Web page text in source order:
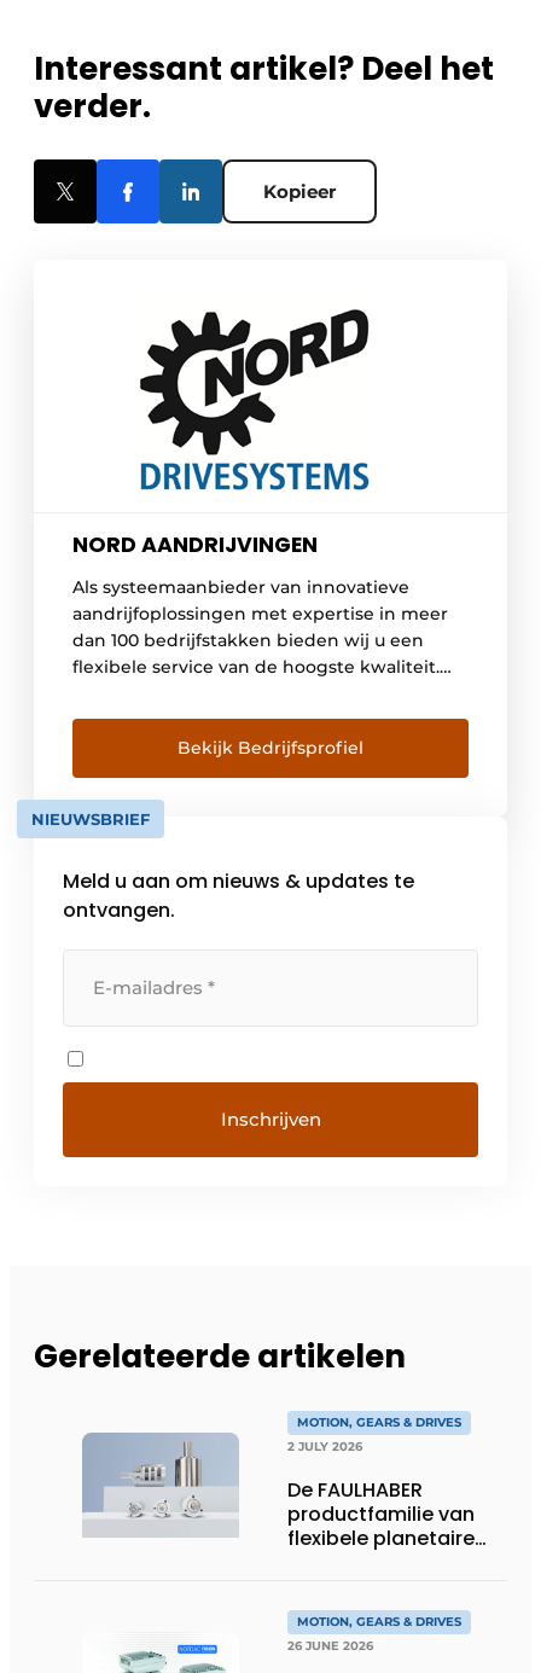
Interessant artikel? Deel het
verder.
Kopieer
NORD AANDRIJVINGEN
Als systeemaanbieder van innovatieve
aandrijfoplossingen met expertise in meer
dan 100 bedrijfstakken bieden wij u een
flexibele service van de hoogste kwaliteit.
met 48 dochterondernemingen en verdere
verkooppartners in meer dan 50 landen.
Deze bieden advies ter plaatse,
montagecentra, technische ondersteuning
en klantenservice.
Bekijk Bedrijfsprofiel
NIEUWSBRIEF
Meld u aan om nieuws & updates te
ontvangen.
Gerelateerde artikelen
MOTION, GEARS & DRIVES
2 JULY 2026
De FAULHABER
productfamilie van
flexibele planetaire
MOTION, GEARS & DRIVES
26 JUNE 2026